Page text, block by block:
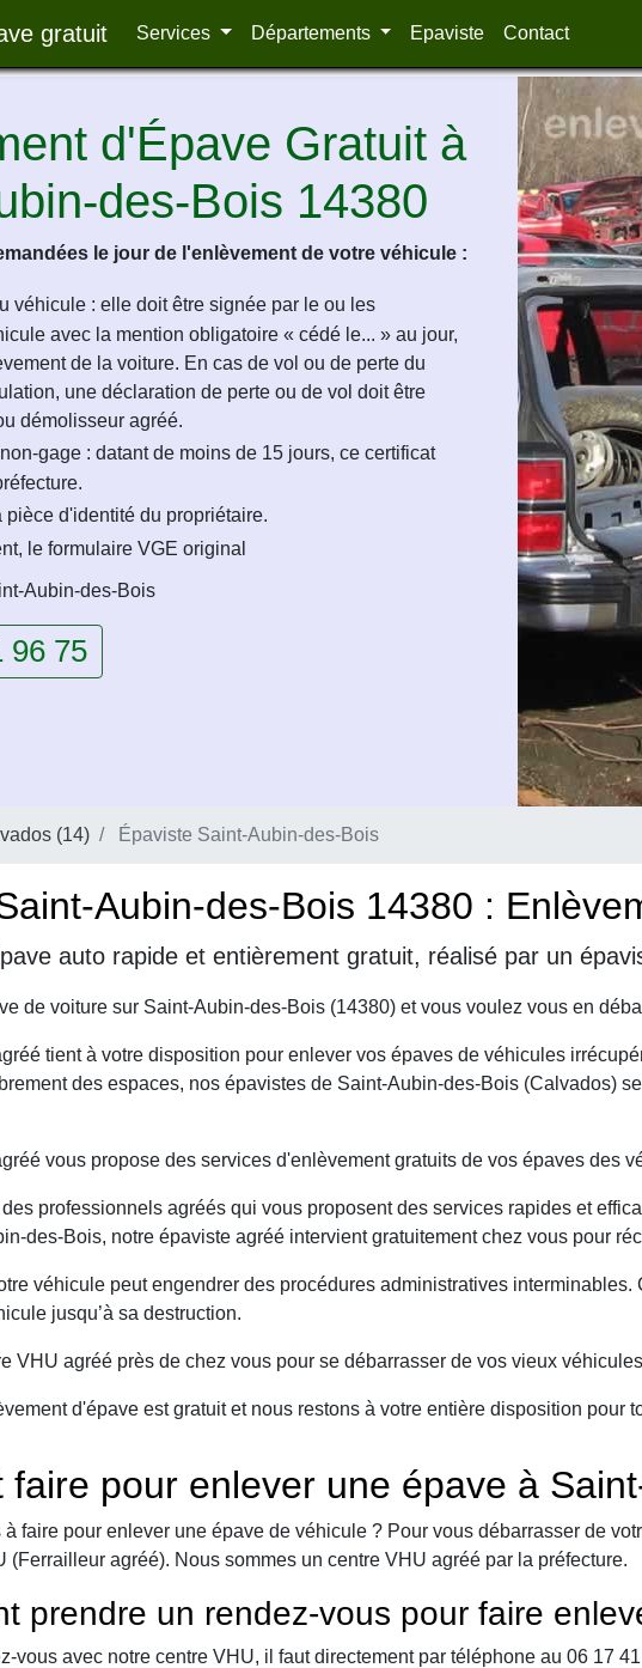
gratuit Services Départements Epaviste Contact
d'Épave Gratuit à
des-Bois 14380
le jour de l'enlèvement de votre véhicule :
véhicule : elle doit être signée par le ou les
avec la mention obligatoire « cédé le... » au jour,
de la voiture. En cas de vol ou de perte du
une déclaration de perte ou de vol doit être
démolisseur agréé.
gage : datant de moins de 15 jours, ce certificat
pièce d'identité du propriétaire.
le formulaire VGE original
Aubin-des-Bois
96 75
(14) Épaviste Saint-Aubin-des-Bois
Aubin-des-Bois 14380 :
auto rapide et entièrement gratuit, réalisé par un
de voiture sur Saint-Aubin-des-Bois (14380) et vous voulez vous en
tient à votre disposition pour enlever vos épaves de véhicules
des espaces, nos épavistes de Saint-Aubin-des-Bois (Calvados)
vous propose des services d'enlèvement gratuits de vos épaves des
professionnels agréés qui vous proposent des services rapides et
des-Bois, notre épaviste agréé intervient gratuitement chez vous pour
véhicule peut engendrer des procédures administratives
jusqu’à sa destruction.
VHU agréé près de chez vous pour se débarrasser de vos vieux
d'épave est gratuit et nous restons à votre entière disposition pour
faire pour enlever une épave à
faire pour enlever une épave de véhicule ? Pour vous débarrasser de
(Ferrailleur agréé). Nous sommes un centre VHU agréé par la préfecture.
prendre un rendez-vous pour faire
vous avec notre centre VHU, il faut directement par téléphone au 06 17